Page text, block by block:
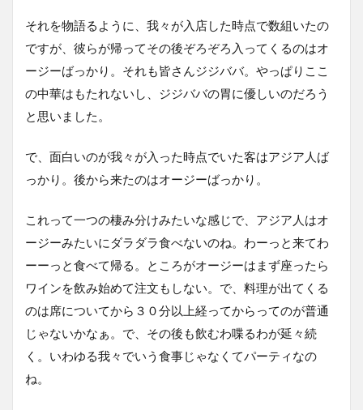
それを物語るように、我々が入店した時点で数組いたの
ですが、彼らが帰ってその後ぞろぞろ入ってくるのはオ
ージーばっかり。それも皆さんジジババ。やっぱりここ
の中華はもたれないし、ジジババの胃に優しいのだろう
と思いました。
で、面白いのが我々が入った時点でいた客はアジア人ば
っかり。後から来たのはオージーばっかり。
これって一つの棲み分けみたいな感じで、アジア人はオ
ージーみたいにダラダラ食べないのね。わーっと来てわ
ーーっと食べて帰る。ところがオージーはまず座ったら
ワインを飲み始めて注文もしない。で、料理が出てくる
のは席についてから３０分以上経ってからってのが普通
じゃないかなぁ。で、その後も飲むわ喋るわが延々続
く。いわゆる我々でいう食事じゃなくてパーティなの
ね。